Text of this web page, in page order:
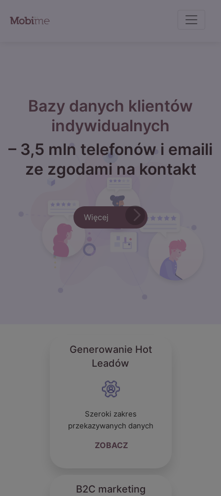
Bazy danych klientów
indywidualnych
– 3,5 mln telefonów i emaili
ze zgodami na kontakt
Więcej
Generowanie Hot
Leadów
Szeroki zakres
przekazywanych danych
ZOBACZ
B2C marketing